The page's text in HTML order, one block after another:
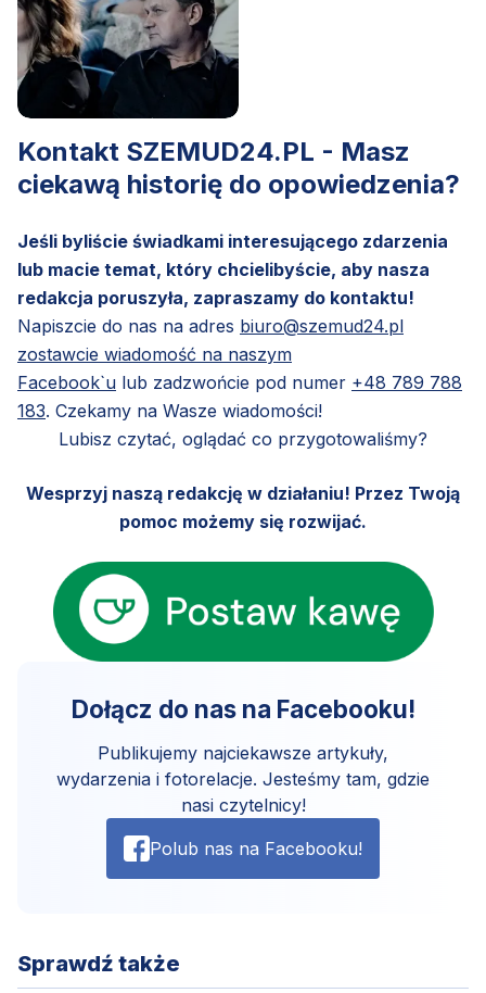
Kontakt SZEMUD24.PL - Masz
ciekawą historię do opowiedzenia?
Jeśli byliście świadkami interesującego zdarzenia
lub macie temat, który chcielibyście, aby nasza
redakcja poruszyła, zapraszamy do kontaktu!
Napiszcie do nas na adres biuro@szemud24.pl
zostawcie wiadomość na naszym
Facebook`u lub zadzwońcie pod numer +48 789 788
183. Czekamy na Wasze wiadomości!
Lubisz czytać, oglądać co przygotowaliśmy?
Wesprzyj naszą redakcję w działaniu! Przez Twoją
pomoc możemy się rozwijać.
Dołącz do nas na Facebooku!
Publikujemy najciekawsze artykuły,
wydarzenia i fotorelacje. Jesteśmy tam, gdzie
nasi czytelnicy!
Polub nas na Facebooku!
Sprawdź także